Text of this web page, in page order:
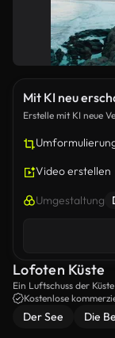
Mit KI neu
Erstelle mit KI neue
Video erstellen
Umgestaltung
Lofoten Küste
Ein Luftschuss der
Kostenlose
Der See Die